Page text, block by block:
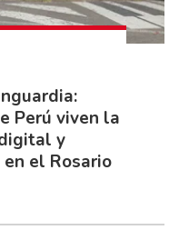
Perú viven la
y
el Rosario